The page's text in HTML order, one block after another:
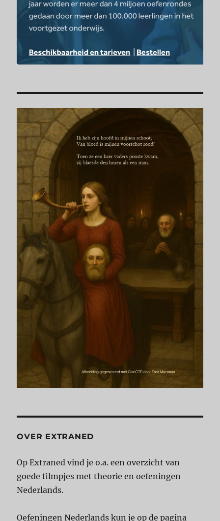
OVER EXTRANED
Op Extraned vind je o.a. een overzicht van
goede filmpjes met theorie en oefeningen
Nederlands.
Oefeningen Nederlands kun je op de pagina